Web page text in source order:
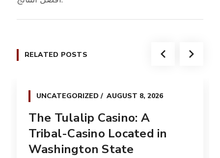
RELATED POSTS
UNCATEGORIZED AUGUST 8, 2026
The Tulalip Casino: A
Tribal-Casino Located in
Washington State